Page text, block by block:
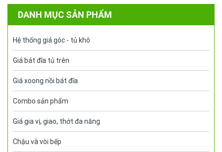
DANH MỤC SẢN PHẨM
Hệ thống giá góc - tủ khô
Giá bát đĩa tủ trên
Giá xoong nồi bát đĩa
Combo sản phẩm
Giá gia vị, giao, thớt đa năng
Chậu và vòi bếp